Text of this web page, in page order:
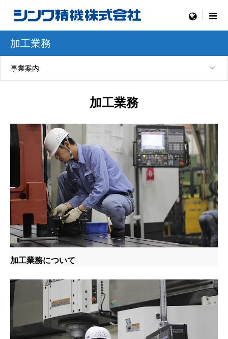
menu
加工業務
事業案内
加工業務
加工業務について